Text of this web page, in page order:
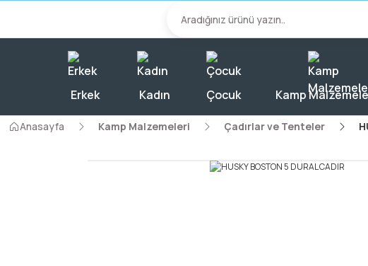
2000 TL Üzeri Alışverişlerde
Erkek Kadın Çocuk Kamp
Anasayfa Kamp Malzemeleri Çadırlar ve Tenteler